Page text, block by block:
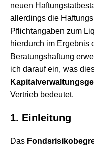
neuen
allerdings die
Pflichtangaben zum
hierdurch im Ergebnis
Beratungshaftung
ich darauf ein, was
Vertrieb bedeutet.
1. Einleitung
Das